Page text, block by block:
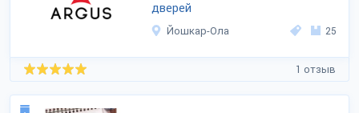
дверей
Йошкар-Ола 25
1 отзыв